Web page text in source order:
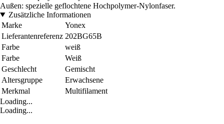
Außen: spezielle geflochtene Hochpolymer-Nylonfaser.
Zusätzliche Informationen
Marke
Yonex
Lieferantenreferenz 202BG65B
Farbe
weiß
Farbe
Weiß
Geschlecht
Gemischt
Altersgruppe
Erwachsene
Merkmal
Multifilament
Loading...
Loading...